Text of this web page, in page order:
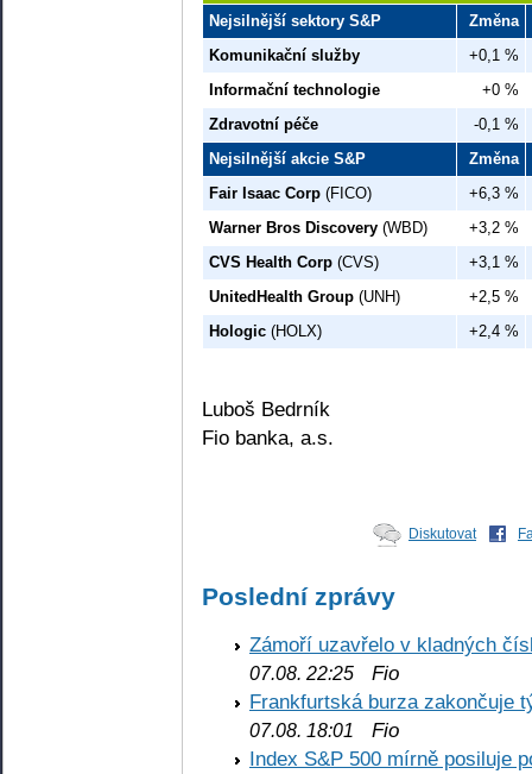
Nejsilnější sektory S&P
Změna
Komunikační služby
+0,1 %
Informační technologie
+0 %
Zdravotní péče
-0,1 %
Nejsilnější akcie S&P
Změna
Fair Isaac Corp (FICO)
+6,3 %
Warner Bros Discovery (WBD)
+3,2 %
CVS Health Corp (CVS)
+3,1 %
UnitedHealth Group (UNH)
+2,5 %
Hologic (HOLX) +2,4 %
Luboš Bedrník
Fio banka, a.s.
Diskutovat
Poslední zprávy
Zámoří uzavřelo v kladných
07.08. 22:25 Fio
Frankfurtská burza zakončuje
07.08. 18:01
Fio
Index S&P 500 mírně posiluje